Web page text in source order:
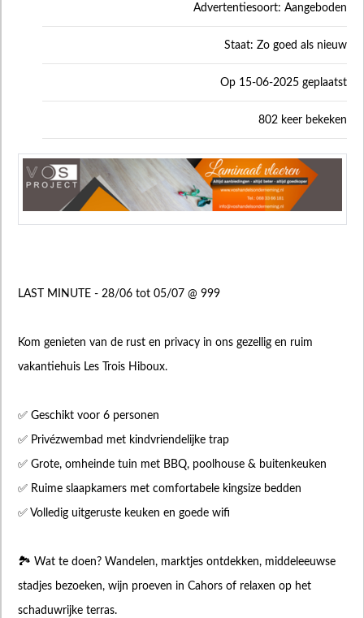
Advertentiesoort: Aangeboden
Staat: Zo goed als nieuw
Op 15-06-2025 geplaatst
802 keer bekeken
LAST MINUTE - 28/06 tot 05/07 @ 999
Kom genieten van de rust en privacy in ons gezellig en ruim
vakantiehuis Les Trois Hiboux.
✅ Geschikt voor 6 personen
✅ Privézwembad met kindvriendelijke trap
✅ Grote, omheinde tuin met BBQ, poolhouse & buitenkeuken
✅ Ruime slaapkamers met comfortabele kingsize bedden
✅ Volledig uitgeruste keuken en goede wifi
🏞 Wat te doen? Wandelen, marktjes ontdekken, middeleeuwse
stadjes bezoeken, wijn proeven in Cahors of relaxen op het
schaduwrijke terras.